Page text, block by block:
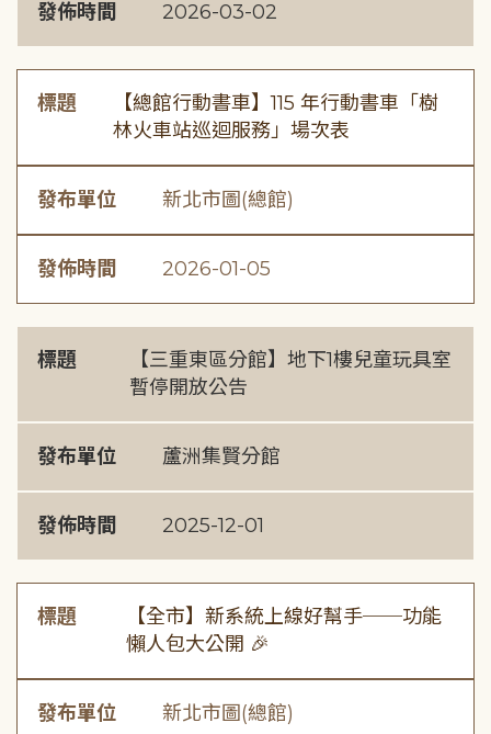
發佈時間 2026-03-02
標題
【總館行動書車】115 年行動書車「樹
林火車站巡迴服務」場次表
發布單位 新北市圖(總館)
發佈時間 2026-01-05
標題
【三重東區分館】地下1樓兒童玩具室
暫停開放公告
發布單位 蘆洲集賢分館
發佈時間 2025-12-01
標題
【全市】新系統上線好幫手──功能
懶人包大公開 🎉
發布單位 新北市圖(總館)